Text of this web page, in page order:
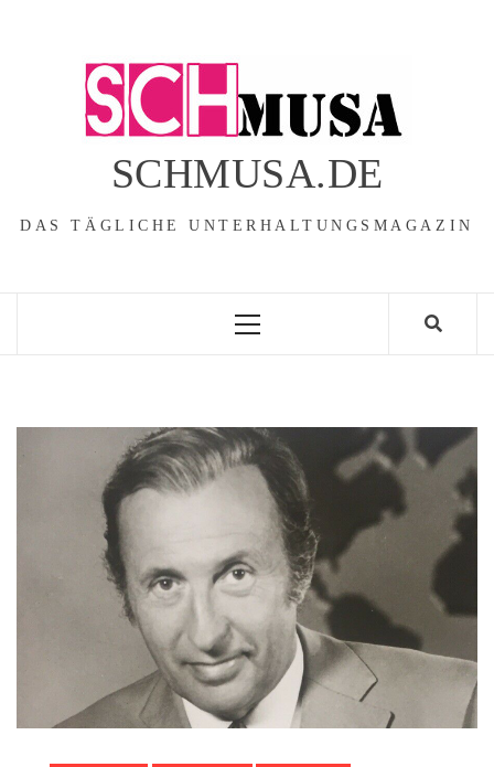
SCHMUSA.DE
DAS TÄGLICHE UNTERHALTUNGSMAGAZIN
Menu